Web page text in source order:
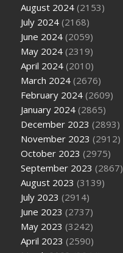
August 2024 (2153)
July 2024 (2168)
June 2024 (2059)
May 2024 (2319)
April 2024 (2010)
March 2024 (2676)
February 2024 (2609)
January 2024 (2865)
December 2023 (2893)
November 2023 (2912)
October 2023 (2975)
September 2023 (2867)
August 2023 (3139)
July 2023 (2914)
June 2023 (2737)
May 2023 (3242)
April 2023 (2590)